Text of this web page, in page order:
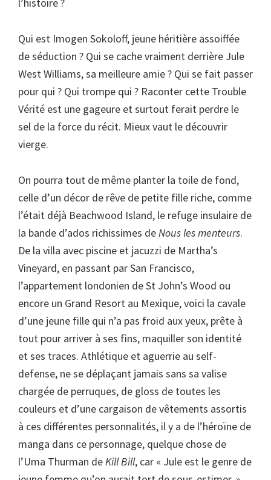
l’histoire ?
Qui est Imogen Sokoloff, jeune héritière assoiffée
de séduction ? Qui se cache vraiment derrière Jule
West Williams, sa meilleure amie ? Qui se fait passer
pour qui ? Qui trompe qui ? Raconter cette Trouble
Vérité est une gageure et surtout ferait perdre le
sel de la force du récit. Mieux vaut le découvrir
vierge.
On pourra tout de même planter la toile de fond,
celle d’un décor de rêve de petite fille riche, comme
l’était déjà Beachwood Island, le refuge insulaire de
la bande d’ados richissimes deNous les menteurs.
De la villa avec piscine et jacuzzi de Martha’s
Vineyard, en passant par San Francisco,
l’appartement londonien de St John’s Wood ou
encore un Grand Resort au Mexique, voici la cavale
d’une jeune fille qui n’a pas froid aux yeux, prête à
tout pour arriver à ses fins, maquiller son identité
et ses traces. Athlétique et aguerrie au self-
defense, ne se déplaçant jamais sans sa valise
chargée de perruques, de gloss de toutes les
couleurs et d’une cargaison de vêtements assortis
à ces différentes personnalités, il y a de l’héroïne de
manga dans ce personnage, quelque chose de
l’Uma Thurman deKill Bill, car « Jule est le genre de